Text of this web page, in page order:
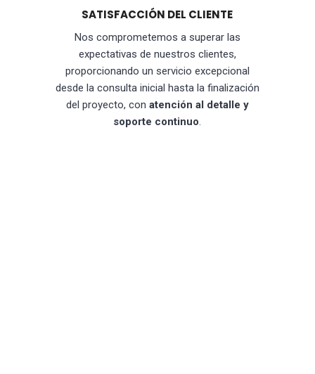
SATISFACCIÓN DEL CLIENTE
Nos comprometemos a superar las
expectativas de nuestros clientes,
proporcionando un servicio excepcional
desde la consulta inicial hasta la finalización
del proyecto, con atención al detalle y
soporte continuo.